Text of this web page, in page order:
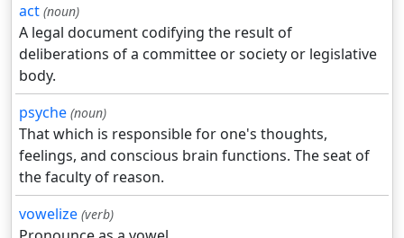
act (noun)
A legal document codifying the result of
deliberations of a committee or society or legislative
body.
psyche (noun)
That which is responsible for one's thoughts,
feelings, and conscious brain functions. The seat of
the faculty of reason.
vowelize (verb)